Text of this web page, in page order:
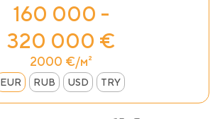
160 000 -
320 000 €
2000 €/м²
EUR RUB USD TRY